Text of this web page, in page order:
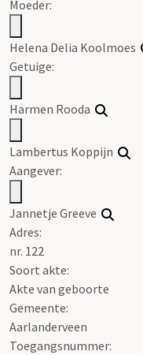
Moeder:
Helena Delia Koolmoes
Getuige:
Harmen Rooda
Lambertus Koppijn
Aangever:
Jannetje Greeve
Adres:
nr. 122
Soort akte:
Akte van geboorte
Gemeente:
Aarlanderveen
Toegangsnummer: